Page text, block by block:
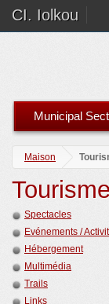
CI. Iolkou
Municipal
Maison
Tourisme
Spectacles
Evénements /
Hébergement
Multimédia
Trails
Links